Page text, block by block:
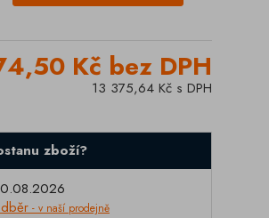
Kč bez DPH
13 375,64 Kč s DPH
zboží?
- v naší prodejně